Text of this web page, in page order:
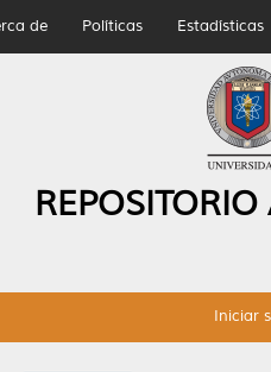
de Políticas Estadísticas
Iniciar